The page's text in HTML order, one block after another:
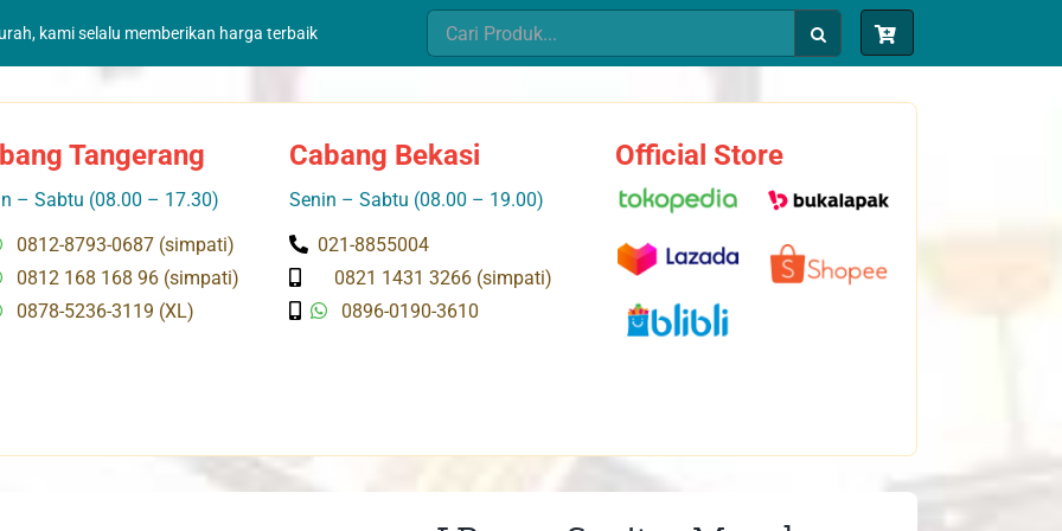
kami selalu memberikan harga terbaik
Search
for:
Tangerang
– Sabtu (08.00 – 17.30)
0812-8793-0687 (simpati)
0812 168 168 96 (simpati)
0878-5236-3119 (XL)
Cabang Bekasi
Senin – Sabtu (08.00 – 19.00)
021-8855004
0821 1431 3266 (simpati)
0896-0190-3610
Official Store